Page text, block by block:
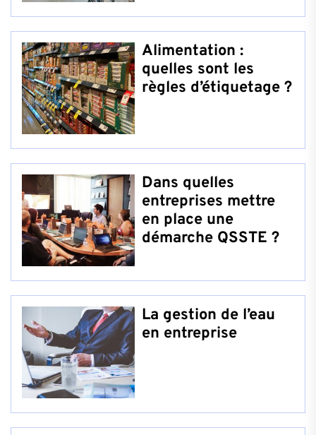
Alimentation :
quelles sont les
règles d’étiquetage ?
Dans quelles
entreprises mettre
en place une
démarche QSSTE ?
La gestion de l’eau
en entreprise